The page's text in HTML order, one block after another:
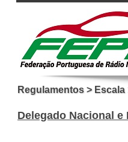
Regulamentos >
Delegado Nacional